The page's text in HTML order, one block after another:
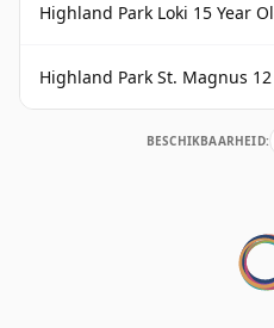
Highland Park Loki 15 Year
Highland Park St. Magnus
BESCHIKBAARHEID: